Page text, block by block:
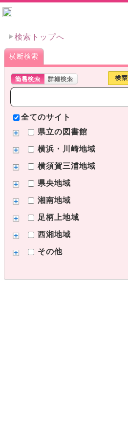
検索トップへ
横断検索
全てのサイト
県立の図書館
横浜・川崎地域
横須賀三浦地域
県央地域
湘南地域
足柄上地域
西湘地域
その他